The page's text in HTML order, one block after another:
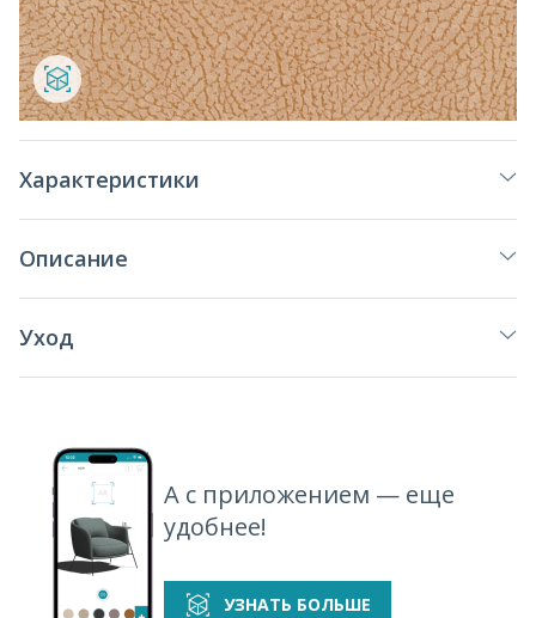
Характеристики
Описание
Уход
А с приложением — еще
удобнее!
УЗНАТЬ БОЛЬШЕ